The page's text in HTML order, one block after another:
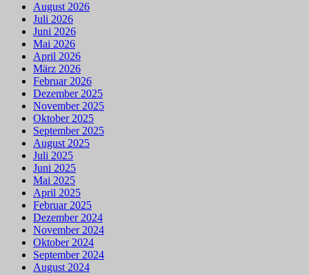
August 2026
Juli 2026
Juni 2026
Mai 2026
April 2026
März 2026
Februar 2026
Dezember 2025
November 2025
Oktober 2025
September 2025
August 2025
Juli 2025
Juni 2025
Mai 2025
April 2025
Februar 2025
Dezember 2024
November 2024
Oktober 2024
September 2024
August 2024